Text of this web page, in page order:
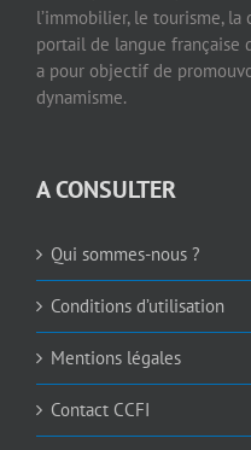
l’immobilier, le tourisme,
portail de langue française
a pour objectif de
dynamisme.
A CONSULTER
Qui sommes-nous ?
Conditions d’utilisation
Mentions légales
Contact CCFI